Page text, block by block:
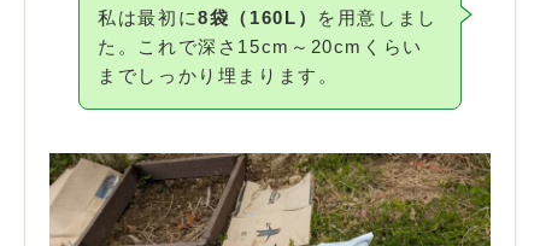
私は最初に8袋（160L）
を用意しまし
た。これで深さ15cm～20cmくらい
までしっかり埋まります。